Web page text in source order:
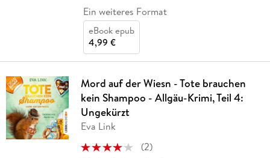
Ein weiteres Format
eBook epub
4,99 €
Mord auf der Wiesn - Tote brauchen
kein Shampoo - Allgäu-Krimi, Teil 4:
Ungekürzt
Eva Link
(2)